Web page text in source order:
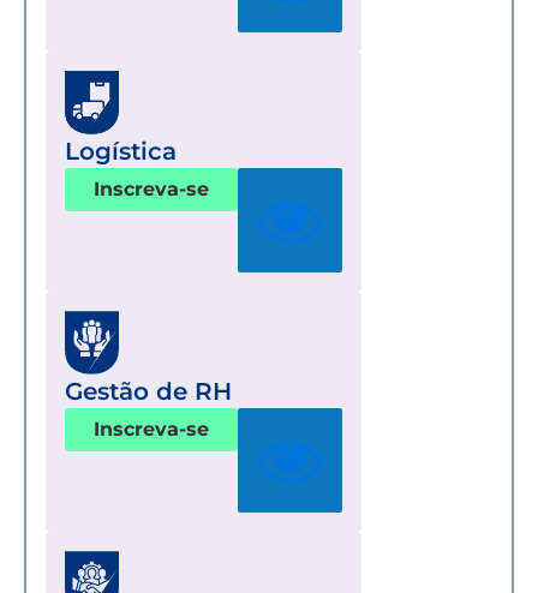
Logística
Inscreva-se
Gestão de RH
Inscreva-se